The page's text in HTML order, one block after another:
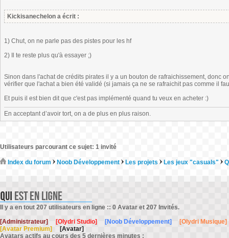
Kickisanechelon a écrit :
1) Chut, on ne parle pas des pistes pour les hf
2) Il te reste plus qu'à essayer ;)
Sinon dans l'achat de crédits pirates il y a un bouton de rafraichissement, donc
vérifier que l'achat a bien été validé (si jamais ça ne se rafraichit pas comme il
Et puis il est bien dit que c'est pas implémenté quand tu veux en acheter :)
En acceptant d’avoir tort, on a de plus en plus raison.
Utilisateurs parcourant ce sujet: 1 invité
Index du forum Noob Développement Les projets Les jeux "casuals"
Il y a en tout 207 utilisateurs en ligne :: 0 Avatar et 207 Invités.
[Administrateur]
[Olydri Studio] [Noob Développement]
[Olydri Musique]
[Avatar Premium]
[Avatar]
Avatars actifs au cours des 5 dernières minutes :